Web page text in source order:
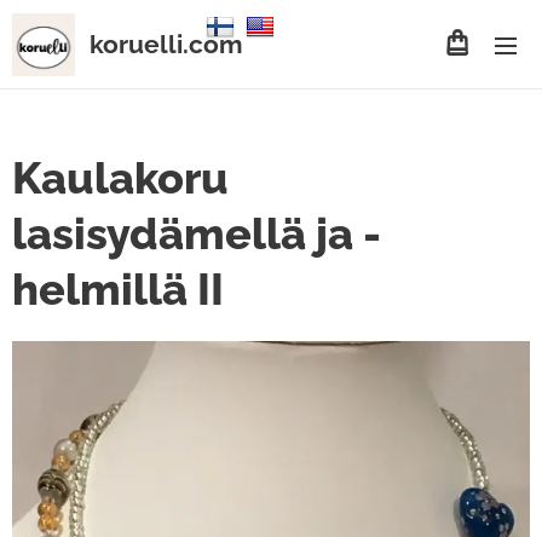
koruelli.com
Kaulakoru
lasisydämellä ja -
helmillä II